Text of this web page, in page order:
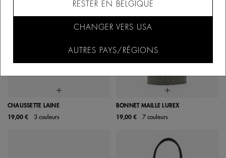
CHAUSSETTE LAINE
19,00 €
3 couleurs
BONNET MAILLE LUREX
19,00 €
7 couleurs
RESTER EN BELGIQUE
CHANGER VERS USA
AUTRES PAYS/RÉGIONS